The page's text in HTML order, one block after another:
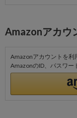
Amazonアカウ
Amazonアカウントを利
AmazonのID、パスワー